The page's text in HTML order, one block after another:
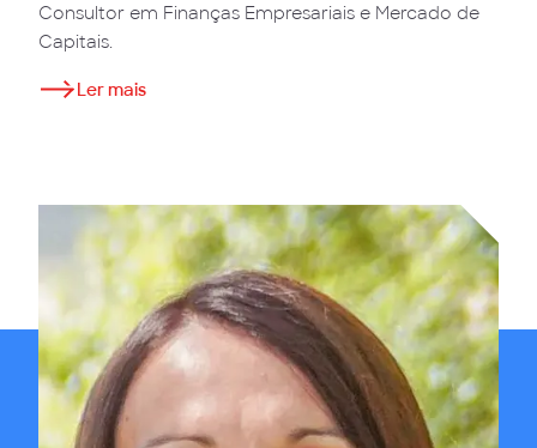
Consultor em Finanças Empresariais e Mercado de
Capitais.
Ler mais